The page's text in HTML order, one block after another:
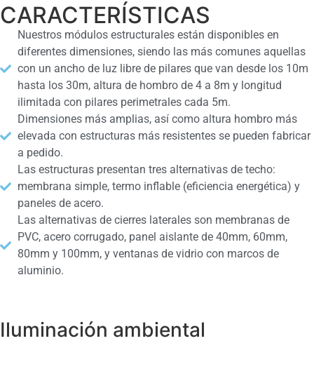
CARACTERÍSTICAS
Nuestros módulos estructurales están disponibles en
diferentes dimensiones, siendo las más comunes aquellas
con un ancho de luz libre de pilares que van desde los 10m
hasta los 30m, altura de hombro de 4 a 8m y longitud
ilimitada con pilares perimetrales cada 5m.
Dimensiones más amplias, así como altura hombro más
elevada con estructuras más resistentes se pueden fabricar
a pedido.
Las estructuras presentan tres alternativas de techo:
membrana simple, termo inflable (eficiencia energética) y
paneles de acero.
Las alternativas de cierres laterales son membranas de
PVC, acero corrugado, panel aislante de 40mm, 60mm,
80mm y 100mm, y ventanas de vidrio con marcos de
aluminio.
Iluminación ambiental